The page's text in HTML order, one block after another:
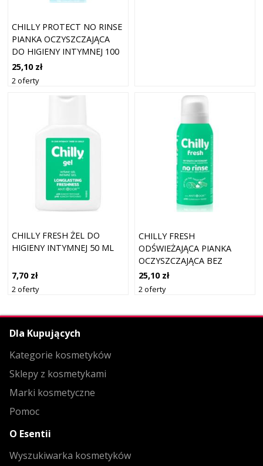
CHILLY PROTECT NO RINSE
PIANKA OCZYSZCZAJĄCA
DO HIGIENY INTYMNEJ 100
ML
25,10 zł
2 oferty
CHILLY FRESH ŻEL DO
HIGIENY INTYMNEJ 50 ML
7,70 zł
2 oferty
CHILLY FRESH
ODŚWIEŻAJĄCA PIANKA
OCZYSZCZAJĄCA BEZ
SPŁUKIWANIA DO HIGIENY
INTIMA 100 ML
25,10 zł
2 oferty
Dla Kupujących
Kategorie kosmetyków
Sklepy z kosmetykami
Marki kosmetyczne
Pomoc
O Esentii
Wyszukiwarka kosmetyków